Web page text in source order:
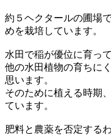
約５ヘクタールの圃場
めを栽培しています。
水田で稲が優位に育っ
他の水田植物の育ちに
思います。
そのために植える時期
ています。
肥料と農薬を否定する